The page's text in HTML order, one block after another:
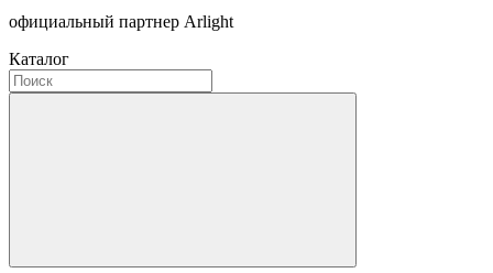
официальный партнер Arlight
Каталог